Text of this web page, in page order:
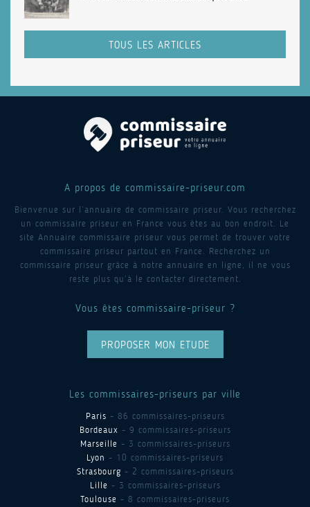
TOUS LES ARTICLES
A propos de commissaire-priseur.com
Bienvenue sur l’annuaire de commissaire priseur. Vous recherchez
un commissaire priseur en France vous êtes au bon endroit. Le
site Annuaire commissaire priseur vous permet de trouver votre
commissaire priseur partout en France. Recherchez un
commissaire priseur grâce à notre annuaire en ligne, il ne vous
reste plus qu’à le contacter directement.
Vous êtes commissaire-priseur ?
PROPOSER MON ETUDE
Les commissaires-priseurs par ville
Paris - 86 commissaires-priseurs
Bordeaux - 9 commissaires-priseurs
Marseille - 3 commissaires-priseurs
Lyon - 10 commissaires-priseurs
Strasbourg - 2 commissaires-priseurs
Lille - 3 commissaires-priseurs
Toulouse - 8 commissaires-priseurs